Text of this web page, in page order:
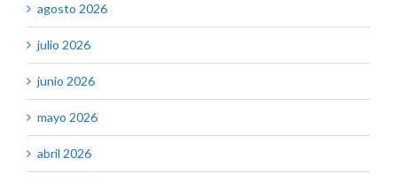
agosto 2026
julio 2026
junio 2026
mayo 2026
abril 2026